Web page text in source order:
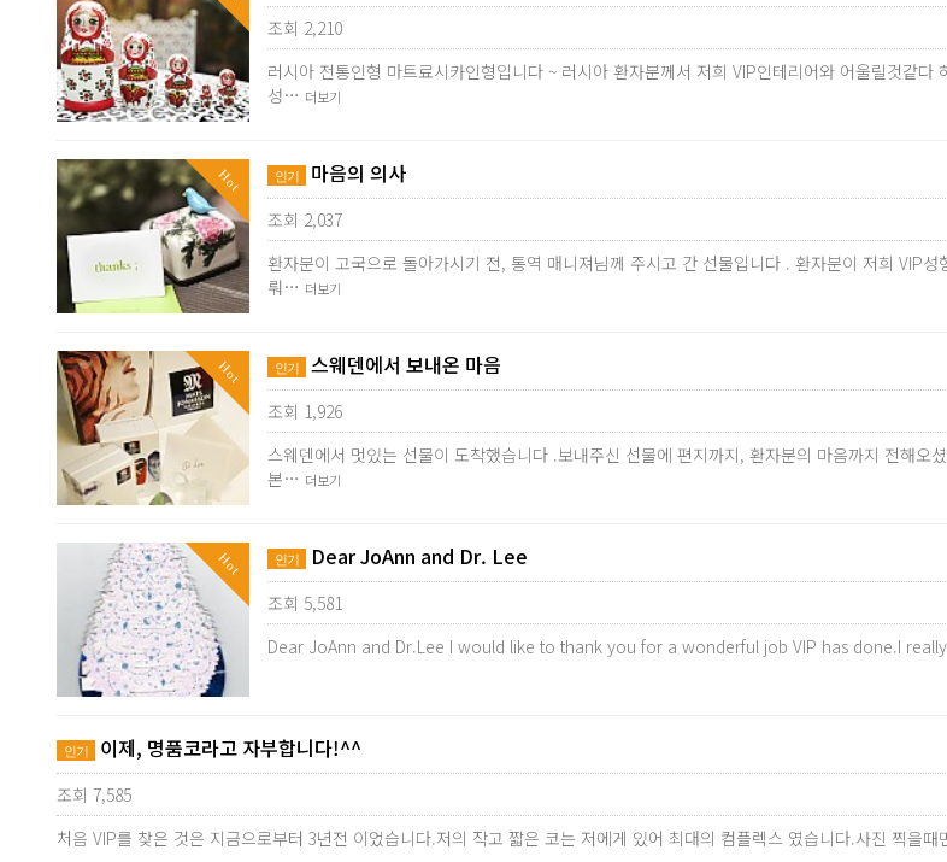
조회 2,210
러시아 전통인형 마트료시카인형입니다 ~ 러시아 환자분께서 저희 VIP인테리어와 어울릴것같
성… 더보기
Hot 인기 마음의 의사
조회 2,037
환자분이 고국으로 돌아가시기 전, 통역 매니져님께 주시고 간 선물입니다 . 환자분이 저희 VIP
뤄… 더보기
Hot 인기 스웨덴에서 보내온 마음
조회 1,926
스웨덴에서 멋있는 선물이 도착했습니다 .보내주신 선물에 편지까지, 환자분의 마음까지 전해
본… 더보기
Hot 인기 Dear JoAnn and Dr. Lee
조회 5,581
Dear JoAnn and Dr.Lee I would like to thank you for a wonderful job VIP has done.I
인기 이제, 명품코라고 자부합니다!^^
조회 7,585
처음 VIP를 찾은 것은 지금으로부터 3년전 이었습니다.저의 작고 짧은 코는 저에게 있어 최대의 컴플렉스 였습니다.사진 찍을